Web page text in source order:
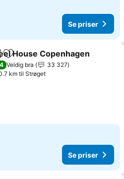
Se priser
Legg til i favoritter
House Copenhagen
Veldig bra
33 327
km til Strøget
Se priser